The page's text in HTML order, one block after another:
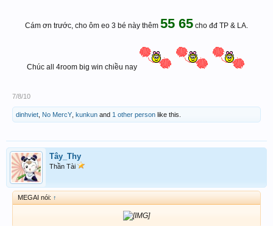
Cám ơn trước, cho ôm eo 3 bé này thêm 55 65 cho đđ TP & LA.
Chúc all 4room big win chiều nay
7/8/10
dinhviet No MercY kunkun and 1 other person like this.
Tây_Thy
Thần Tài
MEGAI nói: ↑